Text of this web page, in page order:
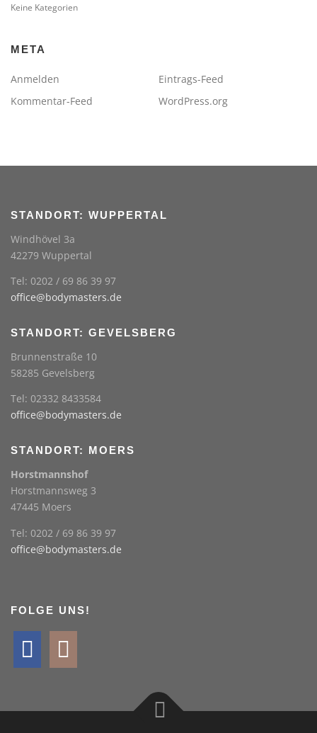
Keine Kategorien
META
Anmelden
Eintrags-Feed
Kommentar-Feed
WordPress.org
STANDORT: WUPPERTAL
Windhövel 3a
42279 Wuppertal
Tel: 0202 / 69 86 39 97
office@bodymasters.de
STANDORT: GEVELSBERG
Brunnenstraße 10
58285 Gevelsberg
Tel: 02332 8433584
office@bodymasters.de
STANDORT: MOERS
Horstmannshof
Horstmannsweg 3
47445 Moers
Tel: 0202 / 69 86 39 97
office@bodymasters.de
FOLGE UNS!